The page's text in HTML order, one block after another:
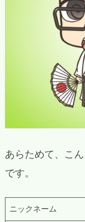
あらためて、こん
です。
ニックネーム